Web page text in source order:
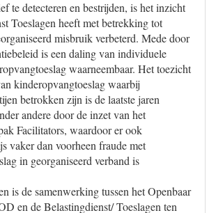
te detecteren en bestrijden, is het inzicht
Toeslagen heeft met betrekking tot
misbruik verbeterd. Mede door
is een daling van individuele
waarneembaar. Het toezicht
kinderopvangtoeslag waarbij
betrokken zijn is de laatste jaren
andere door de inzet van het
Facilitators, waardoor er ook
vaker dan voorheen fraude met
in georganiseerd verband is
is de samenwerking tussen het Openbaar
en de Belastingdienst/ Toeslagen ten